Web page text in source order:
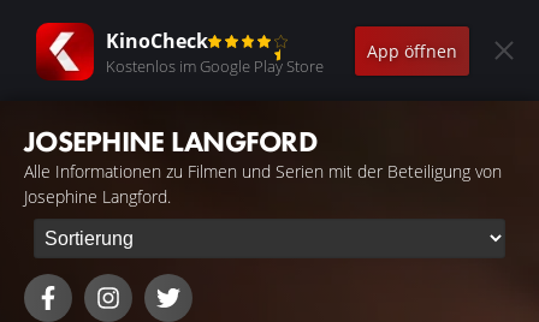
KinoCheck
Kostenlos im Google Play Store
App öffnen
JOSEPHINE LANGFORD
Alle Informationen zu Filmen und Serien mit der Beteiligung von
Josephine Langford.